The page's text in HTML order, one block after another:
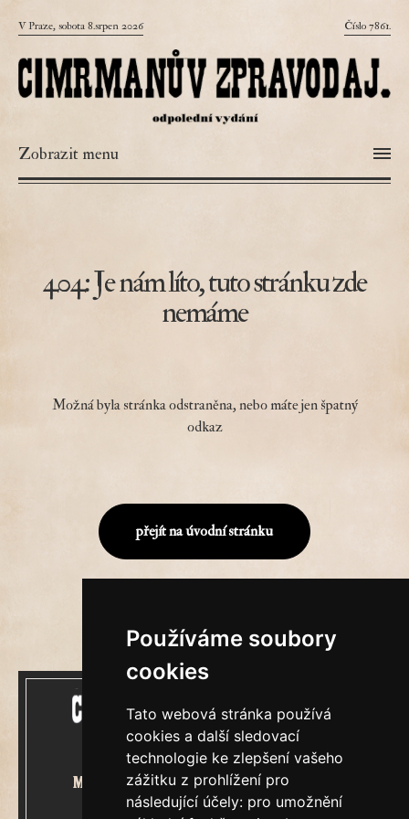
Používáme soubory
cookies
Tato webová stránka používá
cookies a další sledovací
technologie ke zlepšení vašeho
zážitku z prohlížení pro
následující účely: pro umožnění
V Praze, sobota 8.srpen 2026 Číslo 7861.
Zobrazit menu
404: Je nám líto, tuto stránku zde
nemáme
Možná byla stránka odstraněna, nebo máte jen špatný
odkaz
přejít na úvodní stránku
Mecenášem Cimrmanova Zpravodaje
je společnost